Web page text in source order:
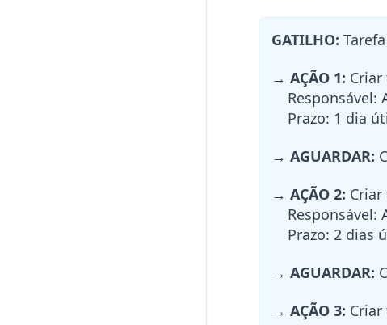
GATILHO:
→ AÇÃO 1:
Responsável:
Prazo: 1 dia
→ AGUARDAR:
→ AÇÃO 2:
Responsável:
Prazo: 2 dias
→ AGUARDAR:
→ AÇÃO 3: